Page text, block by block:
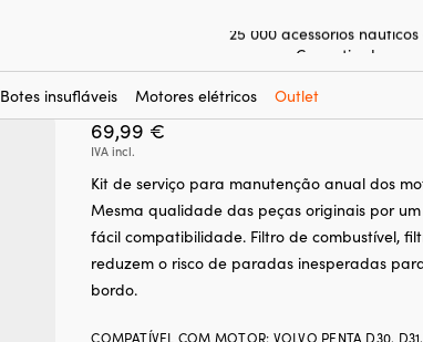
25 000 acessórios
Botes insufláveis Motores elétricos Outlet
Kit de serviço Orbitrade
Penta D30, D31, D32
69,99 €
IVA incl.
Kit de serviço para manutenção anual dos
Mesma qualidade das peças originais por
fácil compatibilidade. Filtro de combustível,
reduzem o risco de paradas inesperadas
bordo.
COMPATÍVEL COM MOTOR: VOLVO PENTA D30,